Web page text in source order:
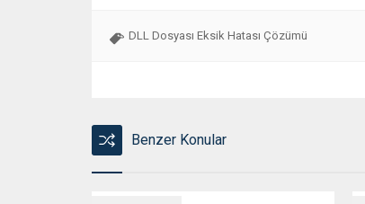
DLL Dosyası Eksik Hatası Çözümü
Benzer Konular